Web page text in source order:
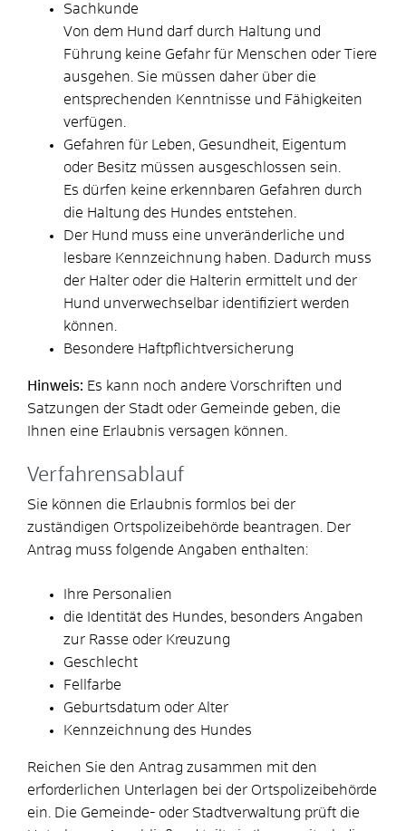
Sachkunde
Von dem Hund darf durch Haltung und
Führung keine Gefahr für Menschen oder Tiere
ausgehen. Sie müssen daher über die
entsprechenden Kenntnisse und Fähigkeiten
verfügen.
Gefahren für Leben, Gesundheit, Eigentum
oder Besitz müssen ausgeschlossen sein.
Es dürfen keine erkennbaren Gefahren durch
die Haltung des Hundes entstehen.
Der Hund muss eine unveränderliche und
lesbare Kennzeichnung haben.
Dadurch muss
der Halter oder die Halterin ermittelt und der
Hund unverwechselbar identifiziert werden
können.
Besondere Haftpflichtversicherung
Hinweis: Es kann noch andere Vorschriften und
Satzungen der Stadt oder Gemeinde geben, die
Ihnen eine Erlaubnis versagen können.
Verfahrensablauf
Sie können die Erlaubnis formlos bei der
zuständigen Ortspolizeibehörde beantragen. Der
Antrag muss folgende Angaben enthalten:
Ihre Personalien
die Identität des Hundes, besonders Angaben
zur Rasse oder Kreuzung
Geschlecht
Fellfarbe
Geburtsdatum oder Alter
Kennzeichnung des Hundes
Reichen Sie den Antrag zusammen mit den
erforderlichen Unterlagen bei der Ortspolizeibehörde
ein.
Die Gemeinde- oder Stadtverwaltung prüft die